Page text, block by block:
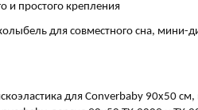
и простого крепления
для совместного сна, мини-
для Converbaby 90x50